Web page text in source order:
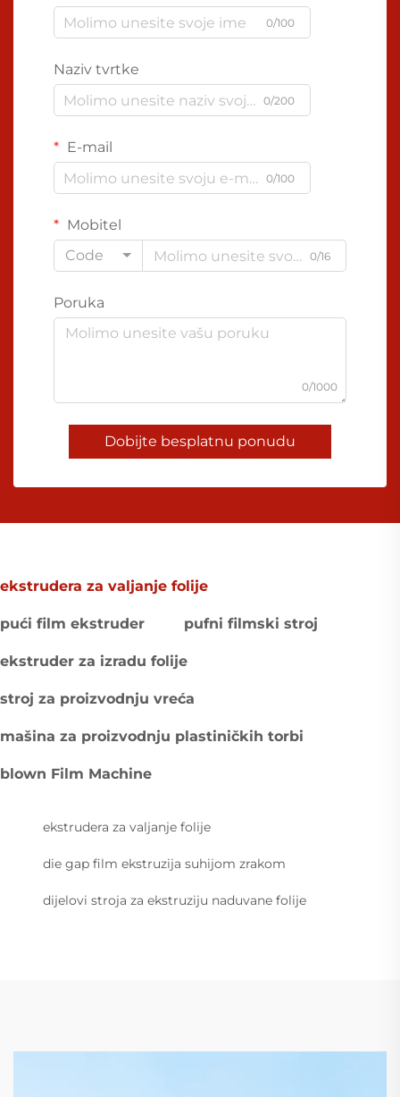
0/100
Naziv tvrtke
0/200
E-mail
0/100
Mobitel
Code
0/16
Poruka
0/1000
Dobijte besplatnu ponudu
ekstrudera za valjanje folije
pući film ekstruder pufni filmski stroj
ekstruder za izradu folije
stroj za proizvodnju vreća
mašina za proizvodnju plastiničkih torbi
blown Film Machine
ekstrudera za valjanje folije
die gap film ekstruzija suhijom zrakom
dijelovi stroja za ekstruziju naduvane folije